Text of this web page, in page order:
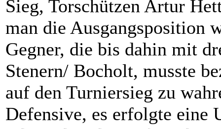
Sieg, Torschützen Artur
man die Ausgangsposition
Gegner, die bis dahin mit
Stenern/ Bocholt, musste
auf den Turniersieg zu
Defensive, es erfolgte eine